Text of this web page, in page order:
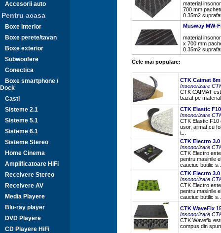
Accesorii auto
Pentru acasa
Boxe interior
Boxe perete/tavan
Boxe exterior
Subwoofere
Conectica
Boxe smartphone /
Dock
Casti
Sisteme 2.1
Sisteme 5.1
Sisteme 6.1
Sisteme Stereo
Home Cinema
Amplificatoare HiFi
Receivere Stereo
Receivere AV
Media Playere
Blu-ray player
DVD Playere
CD Playere HiFi
material
700 mm
0.35m2
Musway MW-
material
x 700 mm
0.35m2
Cele mai populare:
CTK Caimat
Insonorizare
CTK CAIMAT
bazat pe
CTK Elastic
Insonorizare
CTK Elastic F10
usor, armat cu
t...
CTK Electro
Insonorizare
CTK Electro
pentru masinile
cauciuc butilic
CTK Electro
Insonorizare
CTK Electro
pentru masinile
cauciuc butilic
CTK WaveFix
Insonorizare
CTK Wavefix
compus din